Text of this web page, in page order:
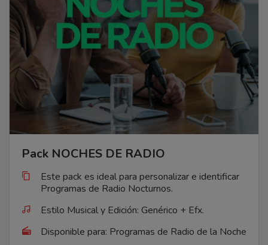
Pack NOCHES DE RADIO
Este pack es ideal para personalizar e identificar
Programas de Radio Nocturnos.
Estilo Musical y Edición: Genérico + Efx.
Disponible para: Programas de Radio de la Noche